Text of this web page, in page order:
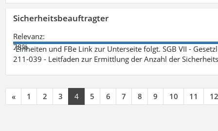
Sicherheitsbeauftragter
Relevanz:
78%
-Einheiten und FBe Link zur Unterseite folgt. SGB VII -
211-039 - Leitfaden zur Ermittlung der Anzahl der
« 1 2 3 4 5 6 7 8 9 10 11 12